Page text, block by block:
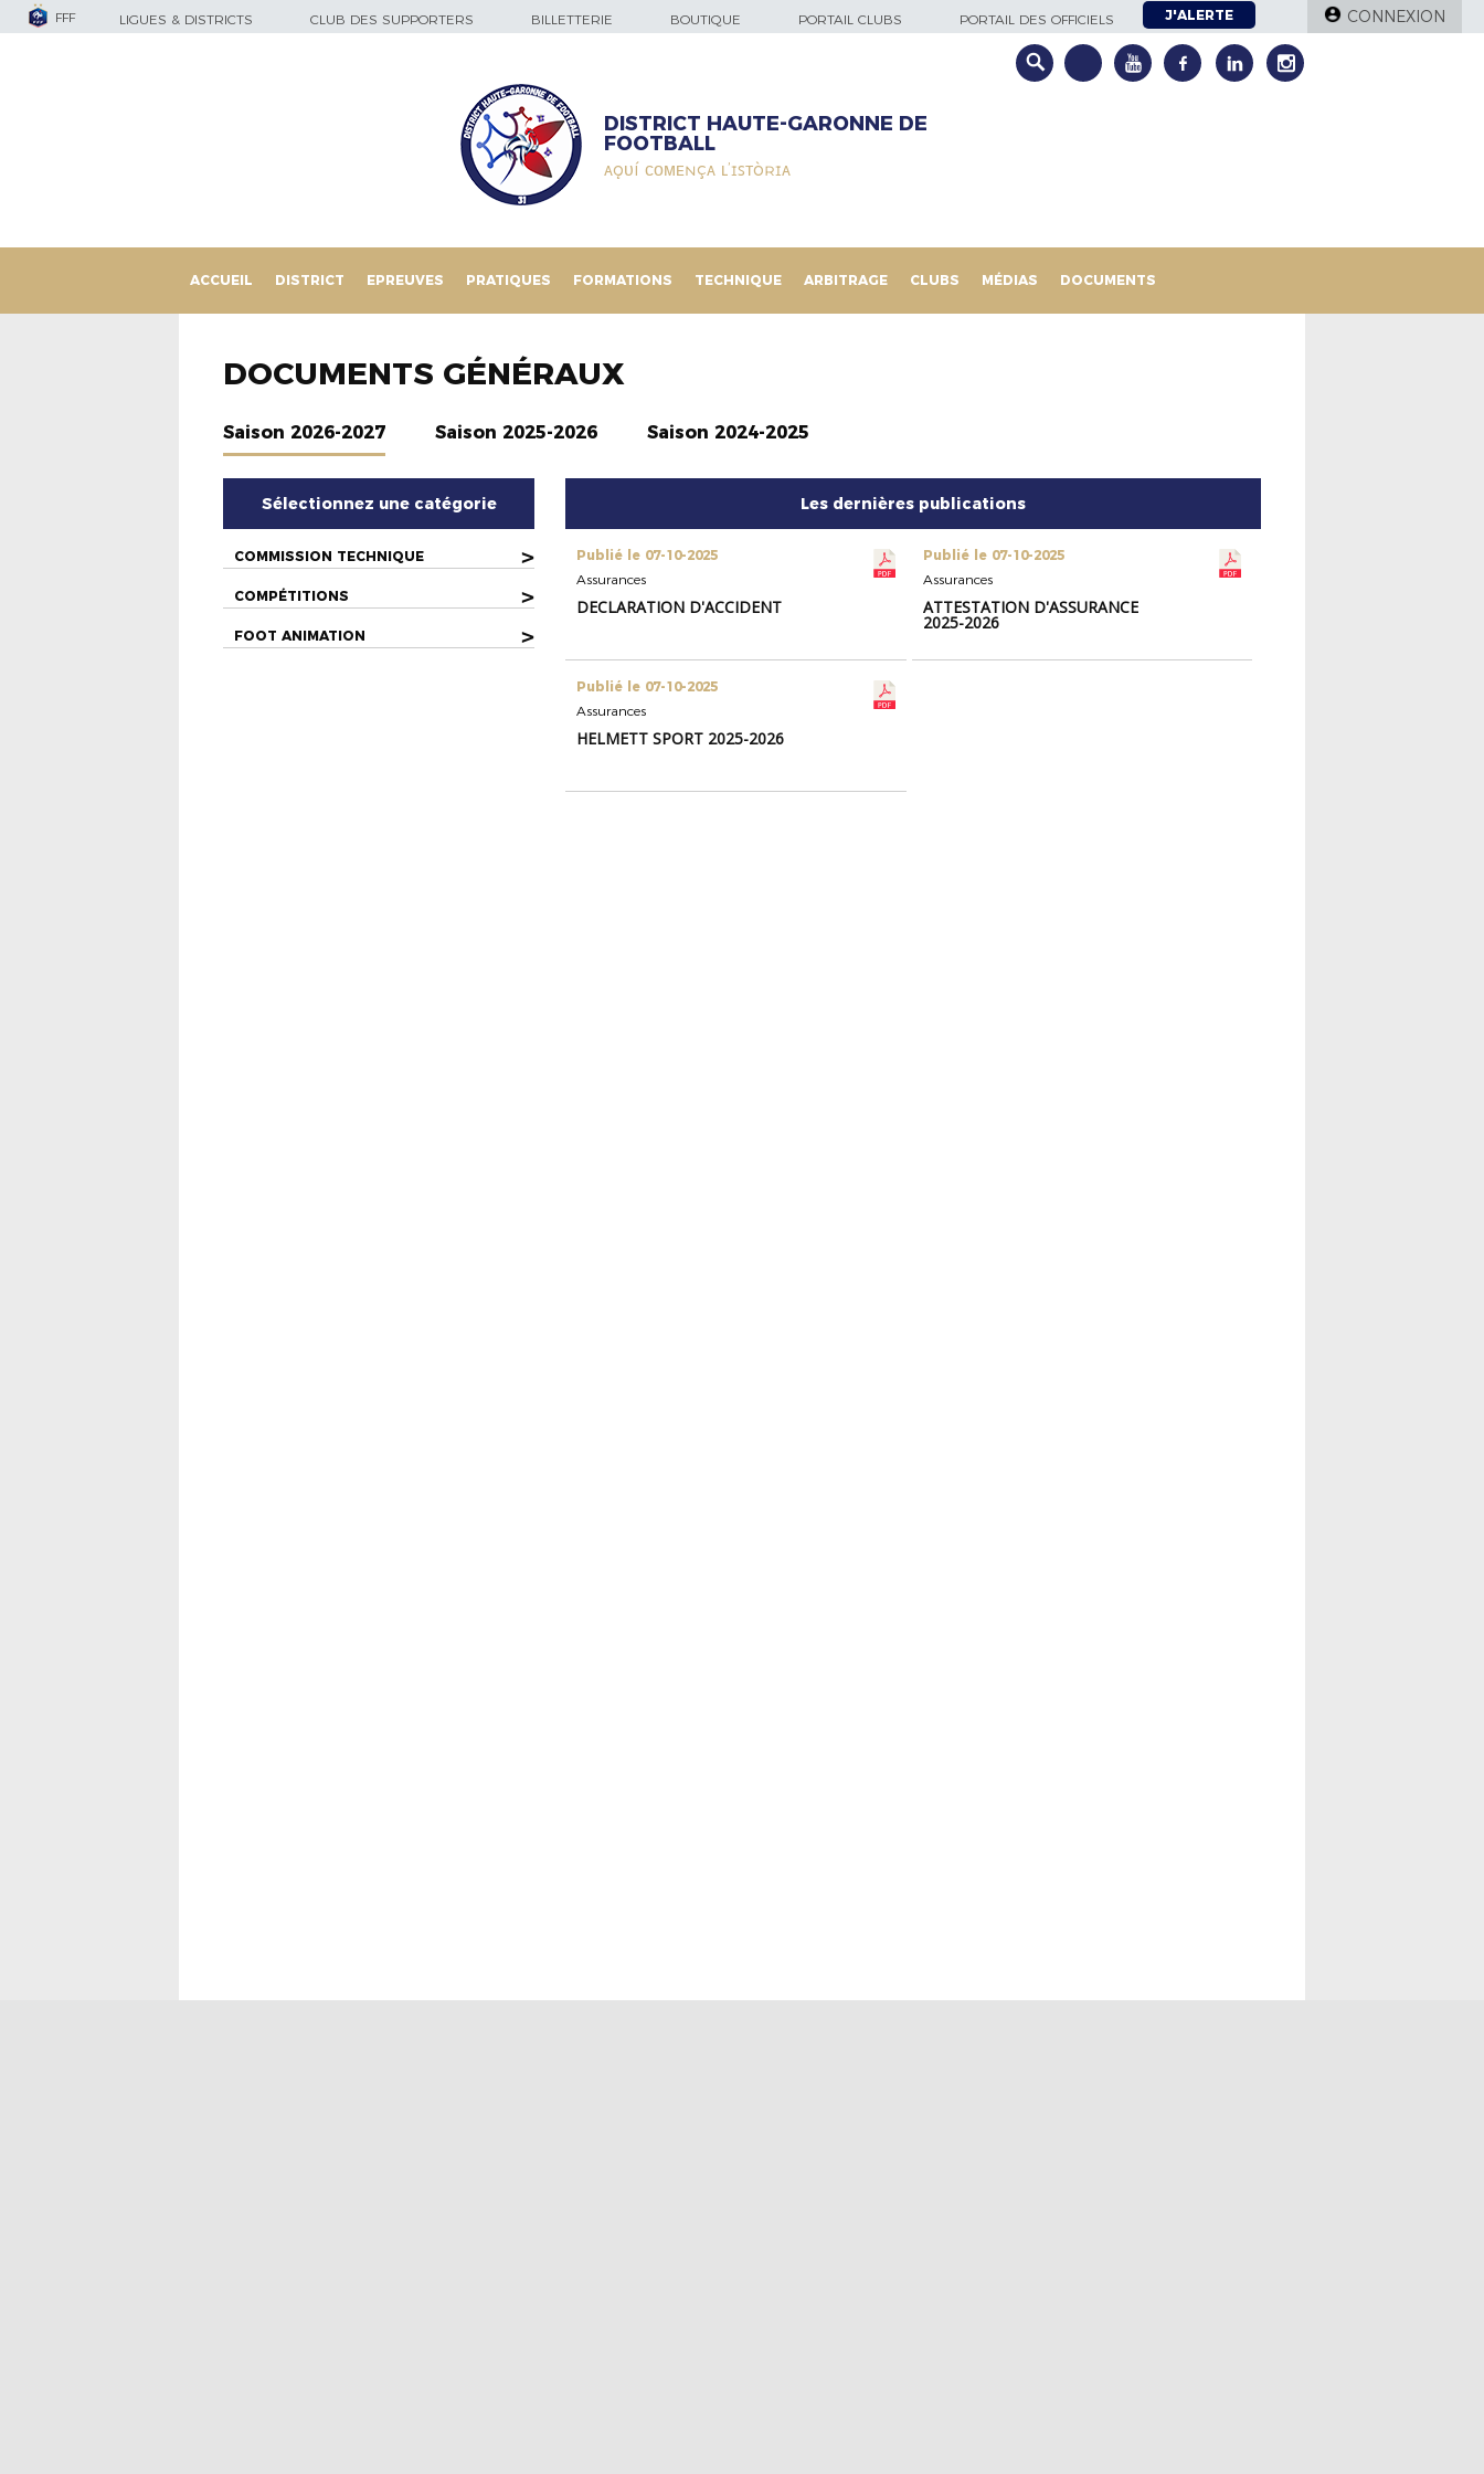
FFF LIGUES & DISTRICTS CLUB DES SUPPORTERS BILLETTERIE BOUTIQUE PORTAIL CLUBS PORTAIL DES OFFICIELS J'ALERTE CONNEXION
DISTRICT HAUTE-GARONNE DE
FOOTBALL
ᴀǫᴜí ᴄᴏᴍᴇɴçᴀ ʟ’ɪꜱᴛòʀɪᴀ
ACCUEIL DISTRICT EPREUVES PRATIQUES FORMATIONS TECHNIQUE ARBITRAGE CLUBS MÉDIAS DOCUMENTS
DOCUMENTS GÉNÉRAUX
Saison 2026-2027 Saison 2025-2026 Saison 2024-2025
Sélectionnez une catégorie
COMMISSION TECHNIQUE >
COMPÉTITIONS >
FOOT ANIMATION >
Les dernières publications
Publié le 07-10-2025
Assurances
DECLARATION D'ACCIDENT
Publié le 07-10-2025
Assurances
ATTESTATION D'ASSURANCE
2025-2026
Publié le 07-10-2025
Assurances
HELMETT SPORT 2025-2026